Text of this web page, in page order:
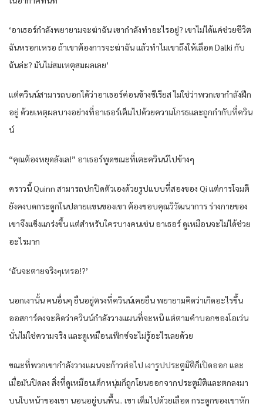
‘อาเธอร์กำลังพยายามจะฆ่าฉัน เขากำลังทำอะไรอยู่? เขาไม่ได้แค่ช่วยชีวิต
ฉันหรอกเหรอ ถ้าเขาต้องการจะฆ่าฉัน แล้วทำไมเขาถึงให้เลือด Dalki กับ
ฉันล่ะ? มันไม่สมเหตุสมผลเลย’
แต่ควินน์สามารถบอกได้ว่าอาเธอร์ค่อนข้างซีเรียส ไม่ใช่ว่าพวกเขากำลังฝึก
อยู่ ด้วยเหตุผลบางอย่างที่อาเธอร์เต็มไปด้วยความโกรธและถูกกำกับที่ควิน
น์
“คุณต้องหยุดลังเล!” อาเธอร์พูดขณะที่เตะควินน์ไปข้างๆ
คราวนี้ Quinn สามารถปกปิดตัวเองด้วยรูปแบบที่สองของ Qi แต่การโจมตี
ยังคงบดกระดูกในปลายแขนของเขา ต้องขอบคุณวิวัฒนาการ ร่างกายของ
เขาจึงแข็งแกร่งขึ้น แต่สำหรับใครบางคนเช่น อาเธอร์ ดูเหมือนจะไม่ได้ช่วย
อะไรมาก
‘ฉันจะตายจริงๆเหรอ!?’
นอกเงานั้น คนอื่นๆ ยืนอยู่ตรงที่ควินน์เคยยืน พยายามคิดว่าเกิดอะไรขึ้น
ออสการ์คงจะคิดว่าควินน์กำลังวางแผนที่จะหนี แต่ตามคำบอกของโอเว่น
นั่นไม่ใช่ความจริง และดูเหมือนเฟ็กซ์จะไม่รู้อะไรเลยด้วย
ขณะที่พวกเขากำลังวางแผนจะก้าวต่อไป เงารูปประตูมิติก็เปิดออก และ
เมื่อมันปิดลง สิ่งที่ดูเหมือนเด็กหนุ่มก็ถูกโยนออกจากประตูมิติและตกลงมา
บนใบหน้าของเขา นอนอยู่บนพื้น.. เขา เต็มไปด้วยเลือด กระดูกของเขาหัก